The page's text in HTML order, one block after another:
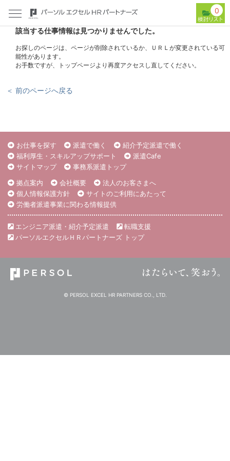
0
該当する仕事情報は見つかりませんでした。
お探しのページは、ページが削除されているか、ＵＲＬが変更されている可
能性があります。
お手数ですが、トップページより再度アクセスし直してください。
＜ 前のページへ戻る
お仕事を探す 派遣で働く
紹介予定派遣で働く
福利厚生・スキルアップサポート
派遣Cafe
サイトマップ
事務系派遣トップ
拠点案内
会社概要
法人のお客さまへ
個人情報保護方針
サイトのご利用にあたって
労働者派遣事業に関わる情報提供
エンジニア派遣・紹介予定派遣
転職支援
パーソルエクセルＨＲパートナーズ トップ
© PERSOL EXCEL HR PARTNERS CO., LTD.